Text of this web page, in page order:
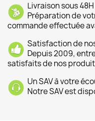
Livraison sous 48H
Préparation de
commande effectuée
Satisfaction de
Depuis 2009,
satisfaits de nos
Un SAV à votre
Notre SAV est